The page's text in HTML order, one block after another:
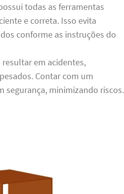
todas as ferramentas
e correta. Isso evita
conforme as instruções do
em acidentes,
Contar com um
segurança, minimizando riscos.